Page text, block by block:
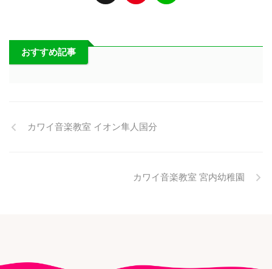
おすすめ記事
カワイ音楽教室 イオン隼人国分
カワイ音楽教室 宮内幼稚園